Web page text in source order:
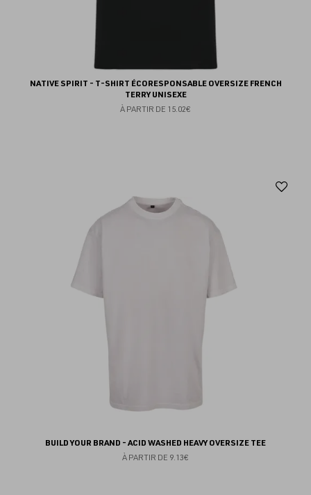
NATIVE SPIRIT - T-SHIRT ÉCORESPONSABLE OVERSIZE FRENCH
TERRY UNISEXE
À PARTIR DE 15.02€
BUILD YOUR BRAND - ACID WASHED HEAVY OVERSIZE TEE
À PARTIR DE 9.13€